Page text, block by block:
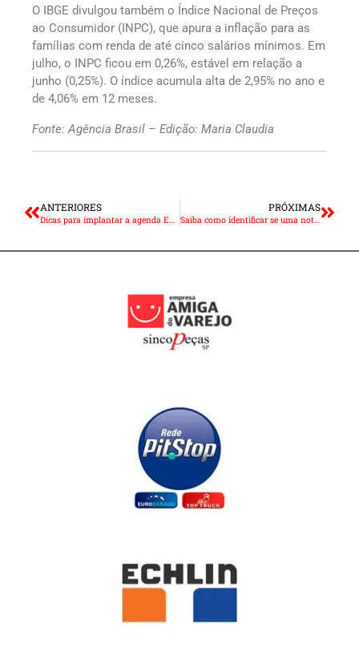
O IBGE divulgou também o Índice Nacional de Preços
ao Consumidor (INPC), que apura a inflação para as
famílias com renda de até cinco salários mínimos. Em
julho, o INPC ficou em 0,26%, estável em relação a
junho (0,25%). O índice acumula alta de 2,95% no ano e
de 4,06% em 12 meses.
Fonte: Agência Brasil – Edição: Maria Claudia
ANTERIORES PRÓXIMAS
Saiba como identificar se uma nota de R$ 200 é verdadeira